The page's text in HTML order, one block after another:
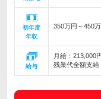
初年度
年収
350万円～450
給与
月給：213,000
残業代全額支